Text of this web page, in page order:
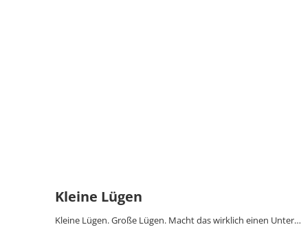
Kleine Lügen
Kleine Lügen. Große Lügen. Macht das wirklich einen Unter…